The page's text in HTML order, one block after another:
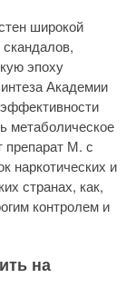
широкой
эпоху
Академии
метаболическое
препарат М. с
наркотических и
странах, как,
контролем и
на